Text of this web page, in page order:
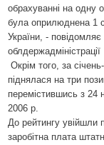
обрахуванні на одну
була оприлюднена 1
України, -
облдержадміністрації
Окрім того, за
піднялася на три
перемістившись з 24
2006 р.
До рейтингу увійшли
заробітна плата